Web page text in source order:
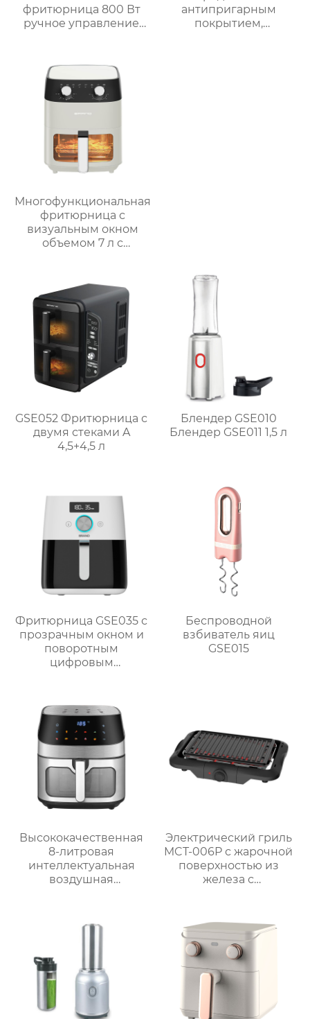
фритюрница 800 Вт
ручное управление
антипригарным
покрытием,
Многофункциональная
фритюрница с
визуальным окном
объемом 7 л с
– серия GSE038
GSE052 Фритюрница с
двумя стеками A
4,5+4,5 л
Блендер GSE010
Блендер GSE011 1,5 л
Фритюрница GSE035 с
прозрачным окном и
поворотным
цифровым
Беспроводной
взбиватель яиц
GSE015
Высококачественная
8-литровая
интеллектуальная
воздушная
использования
Электрический гриль
MCT-006P с жарочной
поверхностью из
железа с